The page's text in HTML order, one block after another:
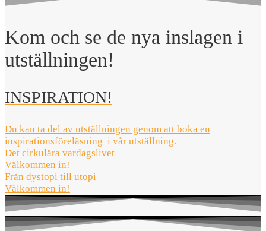
Kom och se de nya inslagen i
utställningen!
INSPIRATION!
Du kan ta del av utställningen genom att boka en
inspirationsföreläsning i vår utställning.
Det cirkulära vardagslivet
Välkommen in!
Från dystopi till utopi
Välkommen in!